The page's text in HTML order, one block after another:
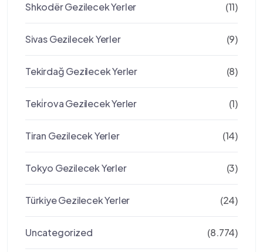
Shkodër Gezilecek Yerler (11)
Sivas Gezilecek Yerler (9)
Tekirdağ Gezilecek Yerler (8)
Teki̇rova Gezilecek Yerler (1)
Tiran Gezilecek Yerler (14)
Tokyo Gezilecek Yerler (3)
Türkiye Gezilecek Yerler (24)
Uncategorized (8.774)